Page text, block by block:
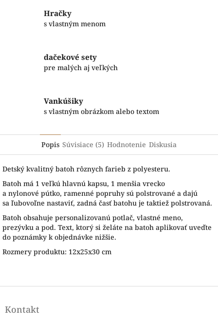
Hračky
s vlastným menom
dačekové sety
pre malých aj veľkých
Vankúšiky
s vlastným obrázkom alebo textom
Popis Súvisiace (5) Hodnotenie Diskusia
Detský kvalitný batoh rôznych farieb z polyesteru.
Batoh má 1 veľkú hlavnú kapsu, 1 menšia vrecko
a nylonové pútko, ramenné popruhy sú polstrované a dajú
sa ľubovoľne nastaviť, zadná časť batohu je taktiež polstrovaná.
Batoh obsahuje personalizovanú potlač, vlastné meno,
prezývku a pod. Text, ktorý si želáte na batoh aplikovať uveďte
do poznámky k objednávke nižšie.
Rozmery produktu: 12x25x30 cm
Z
pKontakt